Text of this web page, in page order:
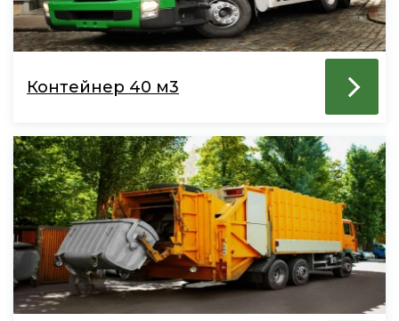
Контейнер 40 м3